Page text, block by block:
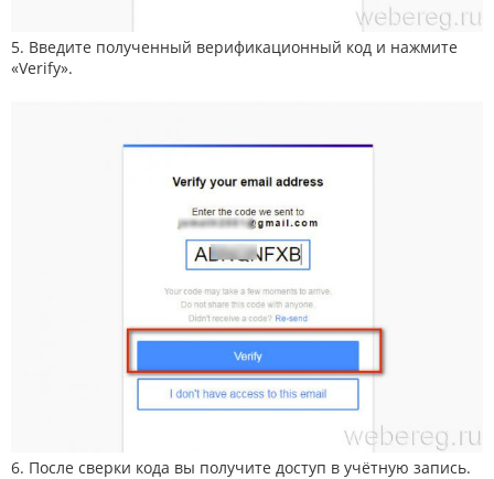
5. Введите полученный верификационный код и нажмите
«Verify».
6. После сверки кода вы получите доступ в учётную запись.